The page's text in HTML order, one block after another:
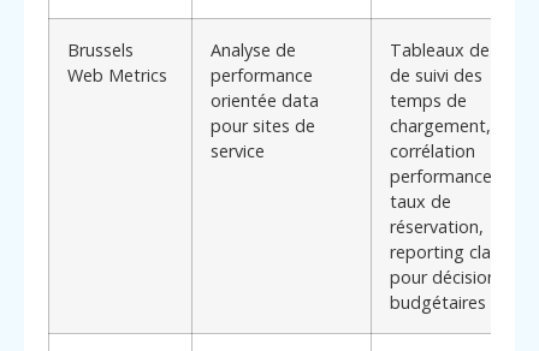
Brussels
Web Metrics
Analyse de
performance
orientée data
pour sites de
service
Tableaux de bord
de suivi des
temps de
chargement,
corrélation
performances /
taux de
réservation,
reporting clair
pour décisions
budgétaires